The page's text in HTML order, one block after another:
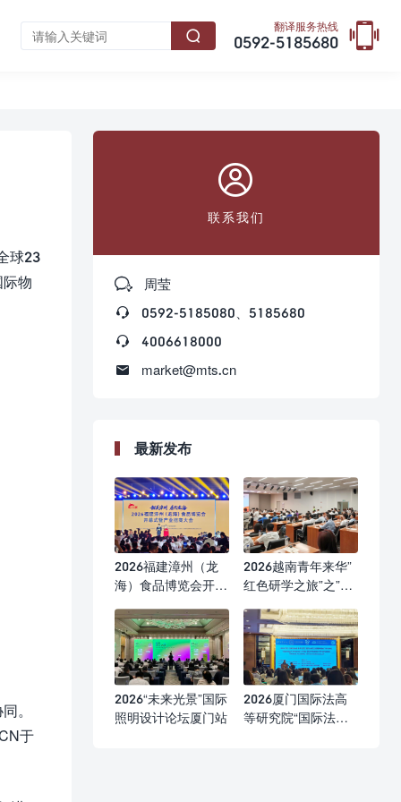
翻译服务热线
0592-5185680 

球23
物
。
于

联系我们

周莹

0592-5185080、5185680

4006618000

market@mts.cn
最新发布
2026福建漳州（龙
海）食品博览会开幕
2026越南青年来华”
红色研学之旅”之”不
2026“未来光景”国际
照明设计论坛厦门站
2026厦门国际法高
等研究院“国际法前